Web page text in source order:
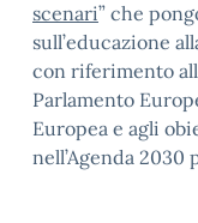
scenari” che
sull’educazione
con riferimento
Parlamento
Europea e agli
nell’Agenda